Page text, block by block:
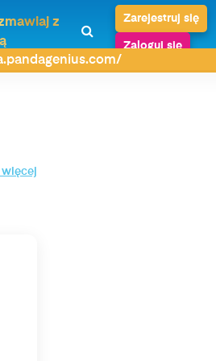
z
Zarejestruj się
Zaloguj się